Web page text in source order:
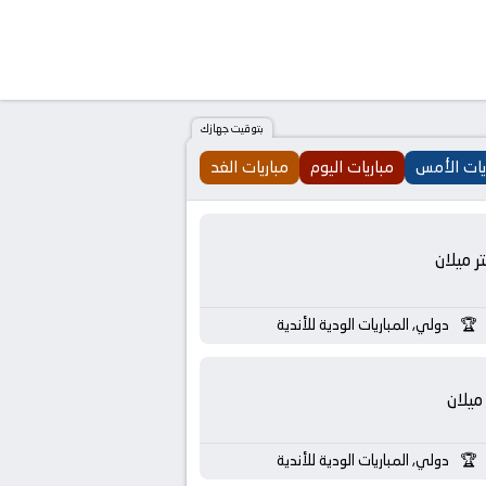
بتوقيت جهازك
الأمس مباريات اليوم مباريات الغد
ميلان
دولي, المباريات الودية للأندية
ميلان
دولي, المباريات الودية للأندية